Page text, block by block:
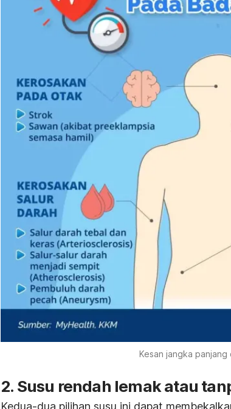
Kesan jangka panjang
2. Susu rendah lemak atau
Kedua-dua pilihan susu ini dapat